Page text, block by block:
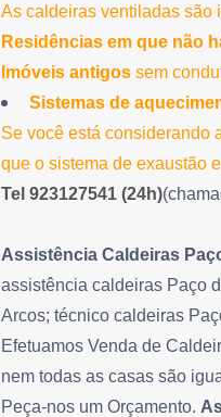
As caldeiras ventiladas são
Residências em que não
Imóveis antigos sem
Sistemas de
Se você está considerando
que o sistema de exaustão
Tel 923127541 (24h)
Assistência Caldeiras
assistência caldeiras Paço
Arcos; técnico caldeiras
Efetuamos Venda de
nem todas as casas são
Peça-nos um Orçamento.